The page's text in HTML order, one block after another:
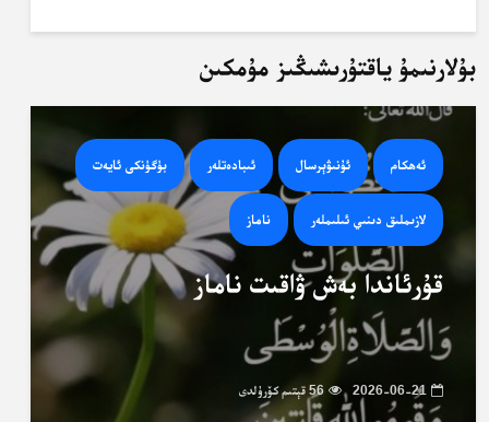
بۇلارنىمۇ ياقتۇرىشىڭىز مۇمكىن
ئەھكام ئۇنىۋېرسال ئىبادەتلەر بۈگۈنكى ئايەت
لازىملىق دىنىي ئىلىملەر ناماز
قۇرئاندا بەش ۋاقىت ناماز
2026-06-21 56 قېتىم كۆرۈلدى